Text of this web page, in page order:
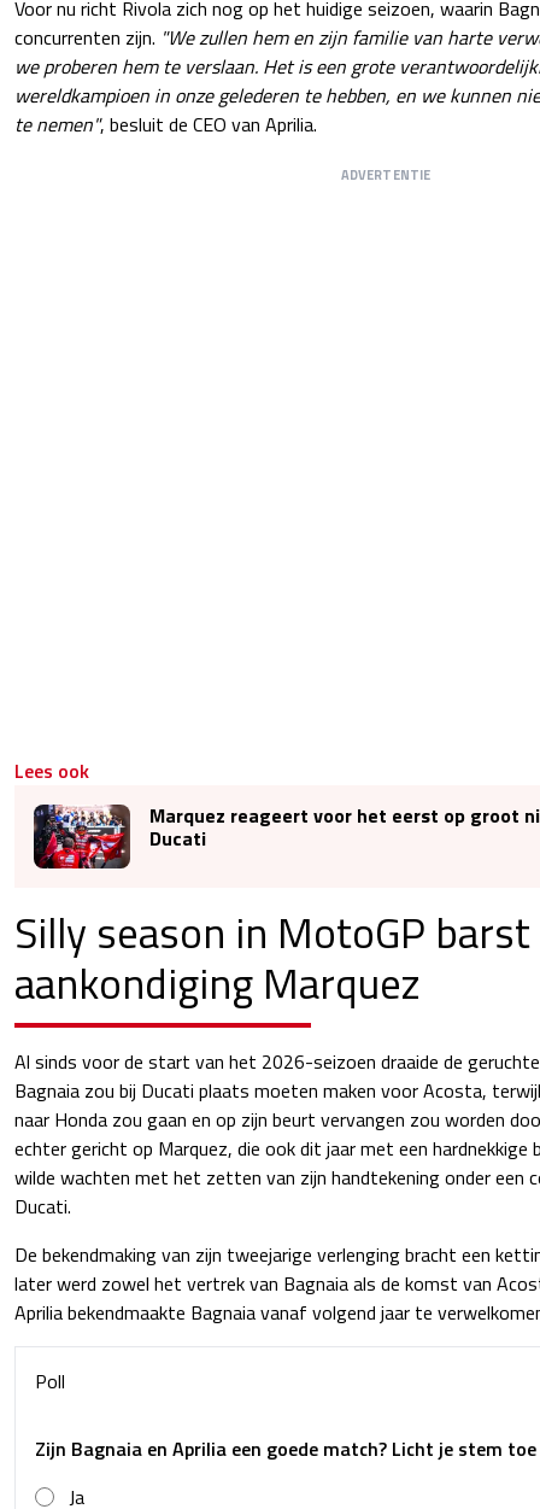
Voor nu richt Rivola zich nog op het huidige seizoen, waarin
concurrenten zijn. "We zullen hem en zijn familie van harte
we proberen hem te verslaan. Het is een grote
wereldkampioen in onze gelederen te hebben, en we kunnen
te nemen", besluit de CEO van Aprilia.
ADVERTENTIE
Lees ook
Marquez reageert voor het eerst op groot
Ducati
Silly season in MotoGP
aankondiging Marquez
Al sinds voor de start van het 2026-seizoen draaide de
Bagnaia zou bij Ducati plaats moeten maken voor Acosta,
naar Honda zou gaan en op zijn beurt vervangen zou worden
echter gericht op Marquez, die ook dit jaar met een hardnekkige
wilde wachten met het zetten van zijn handtekening onder een
Ducati.
De bekendmaking van zijn tweejarige verlenging bracht een
later werd zowel het vertrek van Bagnaia als de komst van
Aprilia bekendmaakte Bagnaia vanaf volgend jaar te
Poll
Zijn Bagnaia en Aprilia een goede match? Licht je stem
Ja